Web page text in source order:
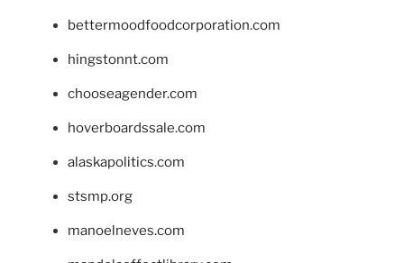
bettermoodfoodcorporation.com
hingstonnt.com
chooseagender.com
hoverboardssale.com
alaskapolitics.com
stsmp.org
manoelneves.com